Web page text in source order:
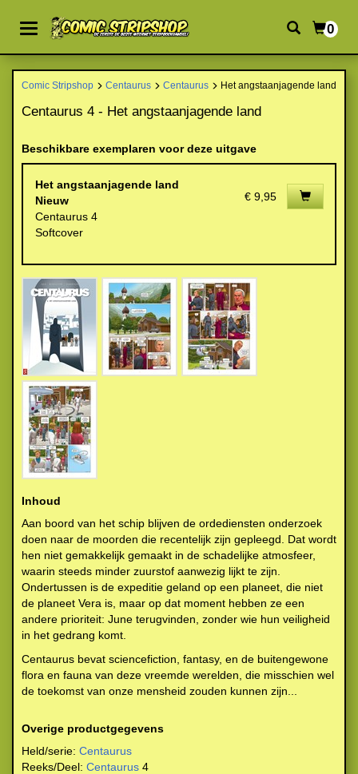
0
Comic Stripshop Centaurus Centaurus Het angstaanjagende land
Centaurus 4 - Het angstaanjagende land
Beschikbare exemplaren voor deze uitgave
Het angstaanjagende land
Nieuw
Centaurus 4
Softcover
€ 9,95
Inhoud
Aan boord van het schip blijven de ordediensten onderzoek
doen naar de moorden die recentelijk zijn gepleegd. Dat wordt
hen niet gemakkelijk gemaakt in de schadelijke atmosfeer,
waarin steeds minder zuurstof aanwezig lijkt te zijn.
Ondertussen is de expeditie geland op een planeet, die niet
de planeet Vera is, maar op dat moment hebben ze een
andere prioriteit: June terugvinden, zonder wie hun veiligheid
in het gedrang komt.
Centaurus bevat sciencefiction, fantasy, en de buitengewone
flora en fauna van deze vreemde werelden, die misschien wel
de toekomst van onze mensheid zouden kunnen zijn...
Overige productgegevens
Held/serie: Centaurus
Reeks/Deel: Centaurus 4